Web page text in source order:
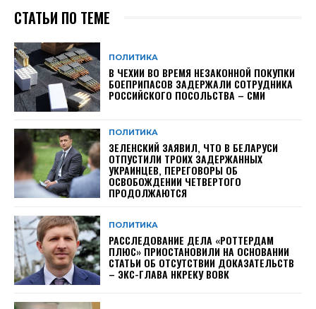
СТАТЬИ ПО ТЕМЕ
ПОЛИТИКА
В ЧЕХИИ ВО ВРЕМЯ НЕЗАКОННОЙ ПОКУПКИ
БОЕПРИПАСОВ ЗАДЕРЖАЛИ СОТРУДНИКА
РОССИЙСКОГО ПОСОЛЬСТВА – СМИ
ПОЛИТИКА
ЗЕЛЕНСКИЙ ЗАЯВИЛ, ЧТО В БЕЛАРУСИ
ОТПУСТИЛИ ТРОИХ ЗАДЕРЖАННЫХ
УКРАИНЦЕВ, ПЕРЕГОВОРЫ ОБ
ОСВОБОЖДЕНИИ ЧЕТВЕРТОГО
ПРОДОЛЖАЮТСЯ
ПОЛИТИКА
РАССЛЕДОВАНИЕ ДЕЛА «РОТТЕРДАМ
ПЛЮС» ПРИОСТАНОВИЛИ НА ОСНОВАНИИ
СТАТЬИ ОБ ОТСУТСТВИИ ДОКАЗАТЕЛЬСТВ
– ЭКС-ГЛАВА НКРЕКУ ВОВК